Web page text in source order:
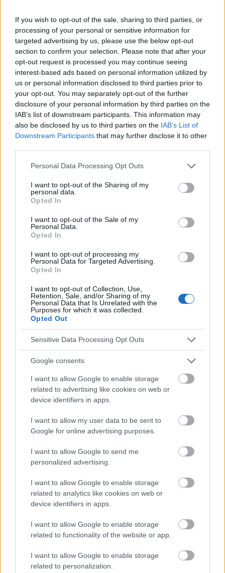
If you wish to opt-out of the sale, sharing to third parties, or
processing of your personal or sensitive information for
targeted advertising by us, please use the below opt-out
section to confirm your selection. Please note that after your
opt-out request is processed you may continue seeing
interest-based ads based on personal information utilized by
us or personal information disclosed to third parties prior to
your opt-out. You may separately opt-out of the further
disclosure of your personal information by third parties on the
IAB’s list of downstream participants. This information may
also be disclosed by us to third parties on the IAB’s List of
Downstream Participants that may further disclose it to other
Please note that this website/app uses one or more Google
not limited to your visit or usage behaviour. You may click to
grant or deny consent to Google and its third-party tags to
use your data for below specified purposes in below Google
consent section.
Personal Data Processing Opt Outs
I want to opt-out of the Sharing of my
personal data.
Opted In
I want to opt-out of the Sale of my
Personal Data.
Opted In
I want to opt-out of processing my
Personal Data for Targeted Advertising.
Opted In
I want to opt-out of Collection, Use,
Retention, Sale, and/or Sharing of my
Personal Data that Is Unrelated with the
Purposes for which it was collected.
Opted Out
Sensitive Data Processing Opt Outs
Google consents
I want to allow Google to enable storage
related to advertising like cookies on web or
device identifiers in apps.
I want to allow my user data to be sent to
Google for online advertising purposes.
I want to allow Google to send me
personalized advertising.
I want to allow Google to enable storage
related to analytics like cookies on web or
device identifiers in apps.
I want to allow Google to enable storage
related to functionality of the website or app.
I want to allow Google to enable storage
related to personalization.
¿Quiere estar al día? Síganos en Go ogle News
RELACIONADO
Temas Actividad física y dieta Aperitivos saludables
Aprender sobre alimentación sana
Comidas familiares compartidas Control de las porciones
Dieta equilibrada para niños Diversidad alimentaria
Educación nutricional para niños
Evitar los alimentos procesados
Frutas y hortalizas para niños
Hábitos alimentarios saludables
Nutrición saludable para los niños
Prevención de la obesidad infantil Productos integrales
Una dieta rica en nutrientes
Mira también en la lengua english deutsch
El contenido y los materiales de este sitio son de carácter
educativo e informativo. El editor y los redactores del sitio no son
responsables de los efectos de su aplicación. Antes de aplicar
los consejos y sugerencias incluidos en este sitio web consúltalo
con un médico.
Publicidad: